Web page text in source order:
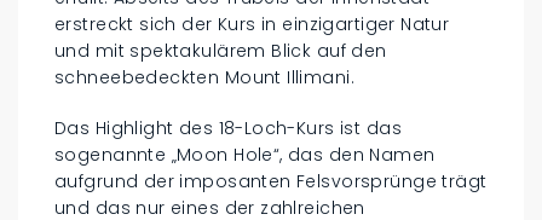
erstreckt sich der Kurs in einzigartiger Natur
und mit spektakulärem Blick auf den
schneebedeckten Mount Illimani.
Das Highlight des 18-Loch-Kurs ist das
sogenannte „Moon Hole“, das den Namen
aufgrund der imposanten Felsvorsprünge trägt
und das nur eines der zahlreichen